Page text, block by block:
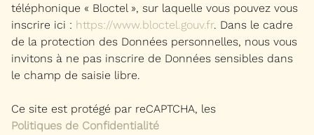
téléphonique « Bloctel », sur laquelle vous pouvez vous
inscrire ici : https://www.bloctel.gouv.fr. Dans le cadre
de la protection des Données personnelles, nous vous
invitons à ne pas inscrire de Données sensibles dans
le champ de saisie libre.
Ce site est protégé par reCAPTCHA, les
Politiques de Confidentialité